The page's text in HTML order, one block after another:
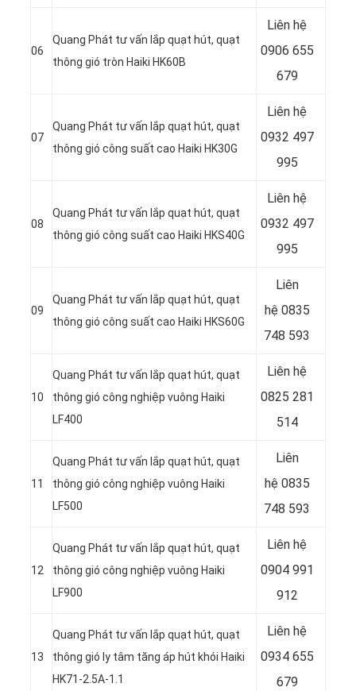
06
Quang Phát tư vấn lắp quạt hút, quạt
thông gió tròn Haiki HK60B
Liên hệ
0906 655
679
07
Quang Phát tư vấn lắp quạt hút, quạt
thông gió công suất cao Haiki HK30G
Liên hệ
0932 497
995
08
Quang Phát tư vấn lắp quạt hút, quạt
thông gió công suất cao Haiki HKS40G
Liên hệ
0932 497
995
09
Quang Phát tư vấn lắp quạt hút, quạt
thông gió công suất cao Haiki HKS60G
Liên
hệ 0835
748 593
10
Quang Phát tư vấn lắp quạt hút, quạt
thông gió công nghiệp vuông Haiki
LF400
Liên hệ
0825 281
514
11
Quang Phát tư vấn lắp quạt hút, quạt
thông gió công nghiệp vuông Haiki
LF500
Liên
hệ 0835
748 593
12
Quang Phát tư vấn lắp quạt hút, quạt
thông gió công nghiệp vuông Haiki
LF900
Liên hệ
0904 991
912
13
Quang Phát tư vấn lắp quạt hút, quạt
thông gió ly tâm tăng áp hút khói Haiki
HK71-2.5A-1.1
Liên hệ
0934 655
679